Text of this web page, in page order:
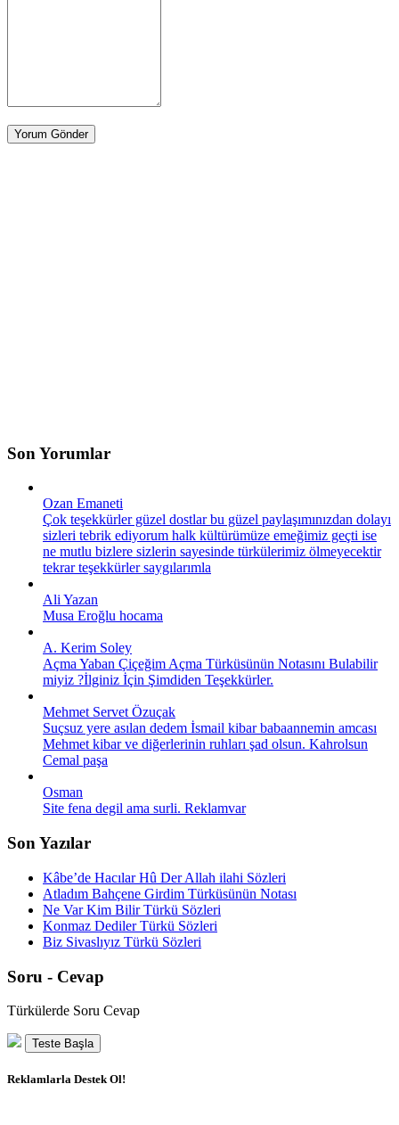
Son Yorumlar
Ozan Emaneti
Çok teşekkürler güzel dostlar bu güzel paylaşımınızdan dolayı
sizleri tebrik ediyorum halk kültürümüze emeğimiz geçti ise
ne mutlu bizlere sizlerin sayesinde türkülerimiz ölmeyecektir
tekrar teşekkürler saygılarımla
Ali Yazan
Musa Eroğlu hocama
A. Kerim Soley
Açma Yaban Çiçeğim Açma Türküsünün Notasını Bulabilir
miyiz ?İlginiz İçin Şimdiden Teşekkürler.
Mehmet Servet Özuçak
Suçsuz yere asılan dedem İsmail kibar babaannemin amcası
Mehmet kibar ve diğerlerinin ruhları şad olsun. Kahrolsun
Cemal paşa
Osman
Site fena degil ama surli. Reklamvar
Son Yazılar
Kâbe’de Hacılar Hû Der Allah ilahi Sözleri
Atladım Bahçene Girdim Türküsünün Notası
Ne Var Kim Bilir Türkü Sözleri
Konmaz Dediler Türkü Sözleri
Biz Sivaslıyız Türkü Sözleri
Soru - Cevap
Türkülerde Soru Cevap
Teste Başla
Reklamlarla Destek Ol!